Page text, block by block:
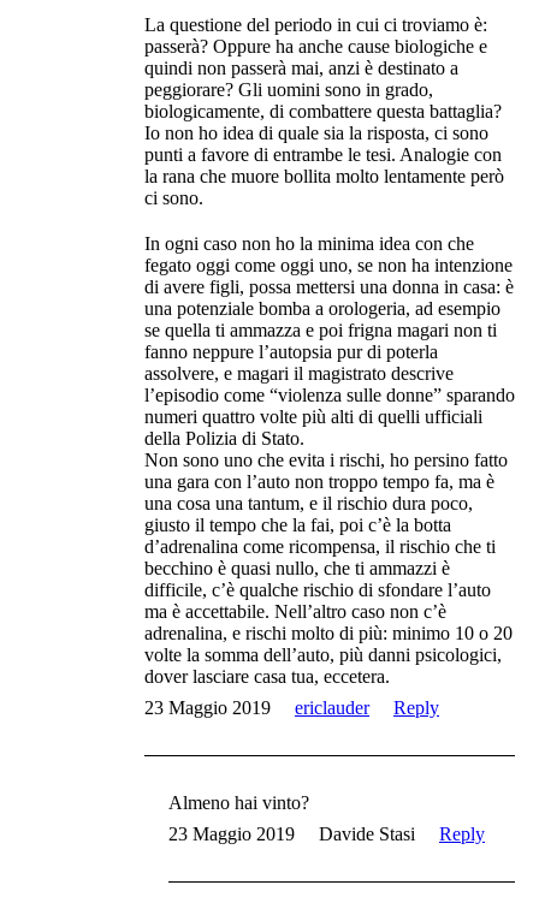
La questione del periodo in cui ci troviamo è:
passerà? Oppure ha anche cause biologiche e
quindi non passerà mai, anzi è destinato a
peggiorare? Gli uomini sono in grado,
biologicamente, di combattere questa battaglia?
Io non ho idea di quale sia la risposta, ci sono
punti a favore di entrambe le tesi. Analogie con
la rana che muore bollita molto lentamente però
ci sono.
In ogni caso non ho la minima idea con che
fegato oggi come oggi uno, se non ha intenzione
di avere figli, possa mettersi una donna in casa: è
una potenziale bomba a orologeria, ad esempio
se quella ti ammazza e poi frigna magari non ti
fanno neppure l’autopsia pur di poterla
assolvere, e magari il magistrato descrive
l’episodio come “violenza sulle donne” sparando
numeri quattro volte più alti di quelli ufficiali
della Polizia di Stato.
Non sono uno che evita i rischi, ho persino fatto
una gara con l’auto non troppo tempo fa, ma è
una cosa una tantum, e il rischio dura poco,
giusto il tempo che la fai, poi c’è la botta
d’adrenalina come ricompensa, il rischio che ti
becchino è quasi nullo, che ti ammazzi è
difficile, c’è qualche rischio di sfondare l’auto
ma è accettabile. Nell’altro caso non c’è
adrenalina, e rischi molto di più: minimo 10 o 20
volte la somma dell’auto, più danni psicologici,
dover lasciare casa tua, eccetera.
23 Maggio 2019
ericlauder Reply
Almeno hai vinto?
23 Maggio 2019
Davide Stasi Reply